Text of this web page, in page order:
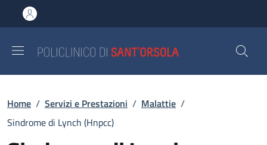
al contenuto principale
to footer content
Briciole di pane
Home / Servizi e Prestazioni / Malattie /
Sindrome di Lynch (Hnpcc)